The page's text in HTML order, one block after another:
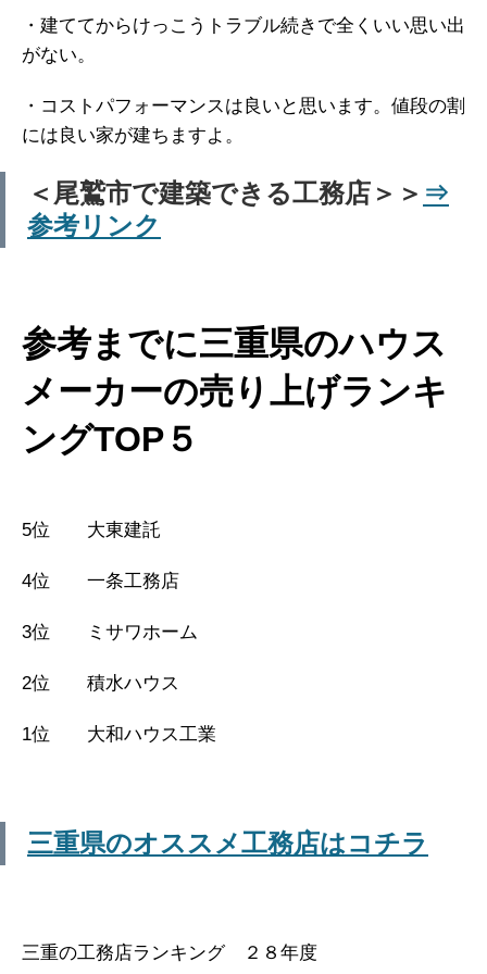
・建ててからけっこうトラブル続きで全くいい思い出
がない。
・コストパフォーマンスは良いと思います。値段の割
には良い家が建ちますよ。
＜尾鷲市で建築できる工務店＞＞ ⇒
参考リンク
参考までに三重県のハウス
メーカーの売り上げランキ
ングTOP５
5位 大東建託
4位 一条工務店
3位 ミサワホーム
2位 積水ハウス
1位 大和ハウス工業
三重県のオススメ工務店はコチラ
三重の工務店ランキング ２８年度